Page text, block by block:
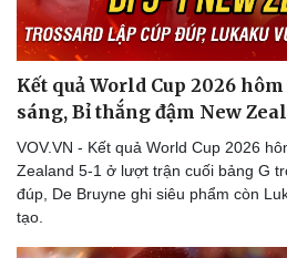
Kết quả World Cup 2026
sáng, Bỉ thắng đậm New
VOV.VN - Kết quả World Cup 2026
Zealand 5-1 ở lượt trận cuối bảng G
đúp, De Bruyne ghi siêu phẩm còn
tạo.